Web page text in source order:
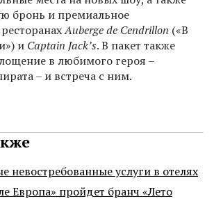
бронь и премиальное
Auberge de Cendrillon («В
и Captain Jack’s. В пакет также
в любимого героя –
– и встреча с ним.
невостребованные услуги в отелях
Европа» пройдет бранч «Лето